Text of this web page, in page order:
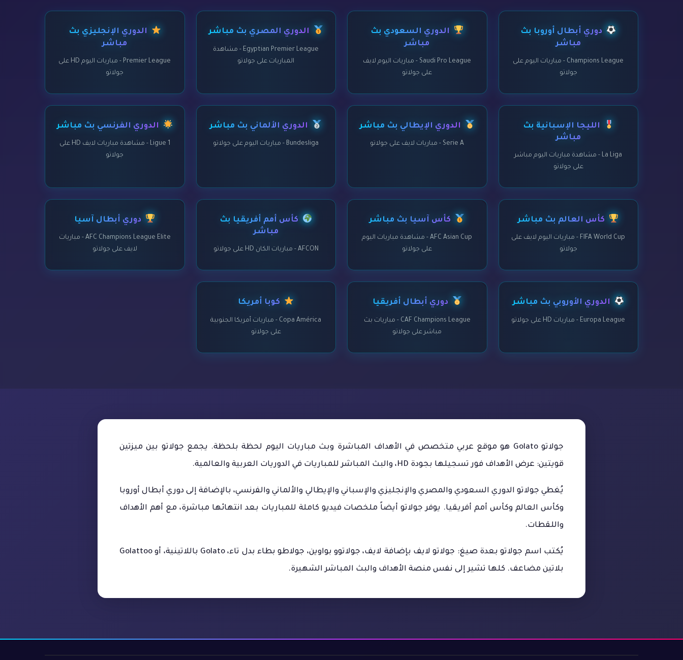
دوري أبطال أوروبا بث
مباشر
Champions League - مباريات اليوم على
جولاتو
الدوري السعودي بث
مباشر
Saudi Pro League - مباريات اليوم لايف
على جولاتو
الدوري المصري بث مباشر
Egyptian Premier League - مشاهدة
المباريات على جولاتو
الدوري الإنجليزي بث
مباشر
Premier League - مباريات اليوم HD على
جولاتو
الليجا الإسبانية بث
مباشر
La Liga - مشاهدة مباريات اليوم مباشر
على جولاتو
الدوري الإيطالي بث مباشر
Serie A - مباريات لايف على جولاتو
الدوري الألماني بث مباشر
Bundesliga - مباريات اليوم على جولاتو
الدوري الفرنسي بث مباشر
Ligue 1 - مشاهدة مباريات لايف HD على
جولاتو
كأس العالم بث مباشر
FIFA World Cup - مباريات اليوم لايف على
جولاتو
كأس آسيا بث مباشر
AFC Asian Cup - مشاهدة مباريات اليوم
على جولاتو
كأس أمم أفريقيا بث
مباشر
AFCON - مباريات الكان HD على جولاتو
دوري أبطال آسيا
AFC Champions League Elite - مباريات
لايف على جولاتو
الدوري الأوروبي بث مباشر
Europa League - مباريات HD على جولاتو
دوري أبطال أفريقيا
CAF Champions League - مباريات بث
مباشر على جولاتو
كوبا أمريكا
Copa América - مباريات أمريكا الجنوبية
على جولاتو
جولاتو Golato هو موقع عربي متخصص في الأهداف المباشرة وبث مباريات اليوم لحظة بلحظة. يجمع جولاتو بين ميزتين
قويتين: عرض الأهداف فور تسجيلها بجودة HD، والبث المباشر للمباريات في الدوريات العربية والعالمية.
يُغطي جولاتو الدوري السعودي والمصري والإنجليزي والإسباني والإيطالي والألماني والفرنسي، بالإضافة إلى دوري أبطال أوروبا
وكأس العالم وكأس أمم أفريقيا. يوفر جولاتو أيضاً ملخصات فيديو كاملة للمباريات بعد انتهائها مباشرة، مع أهم الأهداف
واللقطات.
يُكتب اسم جولاتو بعدة صيغ: جولاتو لايف بإضافة لايف، جولاتوو بواوين، جولاطو بطاء بدل تاء، Golato باللاتينية، أو Golattoo
بلاتين مضاعف. كلها تشير إلى نفس منصة الأهداف والبث المباشر الشهيرة.